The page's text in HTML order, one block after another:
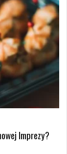
Imprezy?